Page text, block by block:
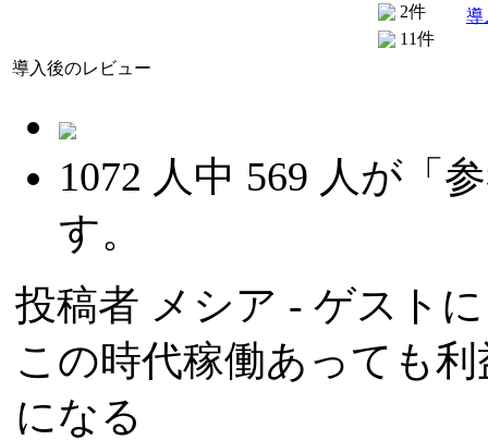
2件
11件
導
導入後のレビュー
1072 人中 569 人が「
す。
投稿者 メシア - ゲスト
この時代稼働あっても
になる